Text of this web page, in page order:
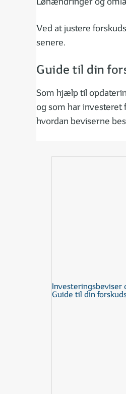
Ved at justere
senere.
Guide til din
Som hjælp til
og som har investeret
hvordan beviserne
Investeringsbeviser
Guide til din